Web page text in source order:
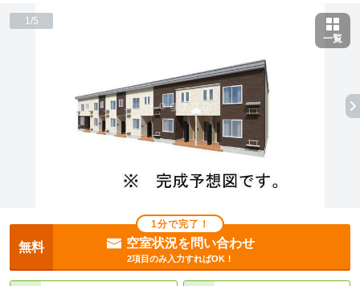
1/5
一覧
1分で完了！
無料 空室状況を問い合わせ
2項目のみ入力すればOK！